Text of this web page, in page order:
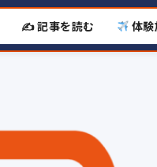
✍️ 記事を読む 体験